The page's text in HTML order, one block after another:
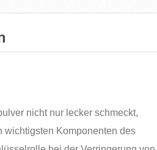
nicht nur lecker schmeckt,
wichtigsten Komponenten des